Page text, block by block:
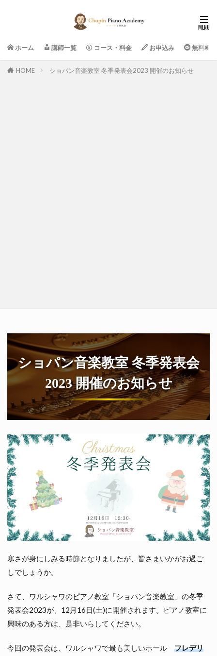
ホーム 講師一覧 コース・料金 お申込み 無料相談
HOME ショパン音楽教室 冬季発表会2023 開催のお知らせ
ショパン音楽教室 冬季発表会
2023 開催のお知らせ
寒さが身にしみる時節となりましたが、皆さまいかがお過ご
しでしょうか。
さて、ワルシャワのピアノ教室「ショパン音楽教室」の冬季
発表会2023が、12月16日(土)に開催されます。ピアノ教室に
興味のある方は、是非いらしてください。
今回の発表会は、ワルシャワで最も美しいホール フレデリ